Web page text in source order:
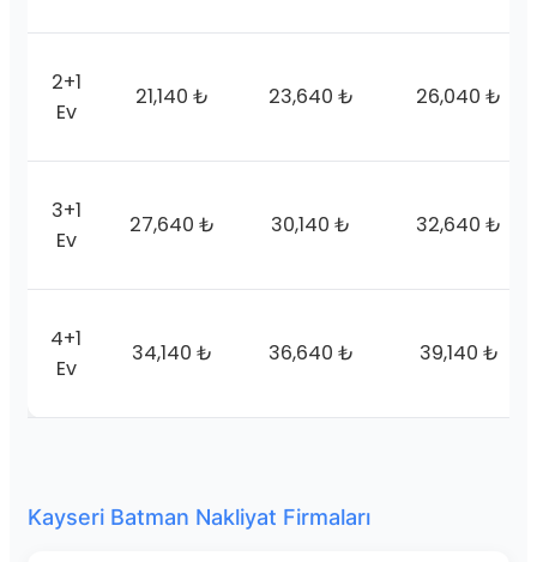
2+1
Ev
21,140 ₺ 23,640 ₺ 26,040 ₺
3+1
Ev
27,640 ₺ 30,140 ₺ 32,640 ₺
4+1
Ev
34,140 ₺ 36,640 ₺ 39,140 ₺
Kayseri Batman Nakliyat Firmaları